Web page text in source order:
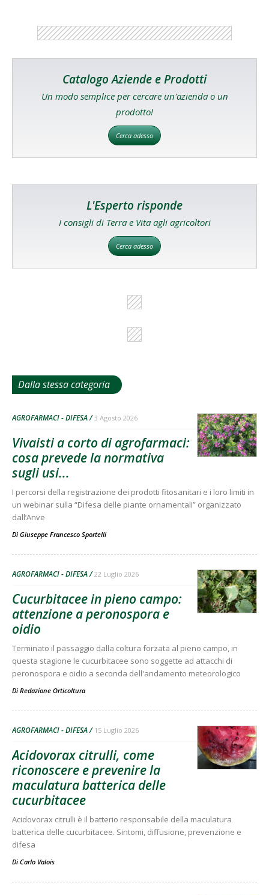
Catalogo Aziende e Prodotti
Un modo semplice per cercare un'azienda o un
prodotto!
Cerca adesso
L'Esperto risponde
I consigli di Terra e Vita agli agricoltori
Cerca adesso
Dalla stessa categoria
AGROFARMACI - DIFESA 3 Agosto 2026
Vivaisti a corto di agrofarmaci:
cosa prevede la normativa
sugli usi...
I percorsi della registrazione dei prodotti fitosanitari e i loro limiti in
un webinar sulla “Difesa delle piante ornamentali” organizzato
dall’Anve
Di Giuseppe Francesco Sportelli
AGROFARMACI - DIFESA 22 Luglio 2026
Cucurbitacee in pieno campo:
attenzione a peronospora e
oidio
Terminato il passaggio dalla coltura forzata al pieno campo, in
questa stagione le cucurbitacee sono soggette ad attacchi di
peronospora e oidio a seconda dell'andamento meteorologico
Di Redazione Orticoltura
AGROFARMACI - DIFESA 15 Luglio 2026
Acidovorax citrulli, come
riconoscere e prevenire la
maculatura batterica delle
cucurbitacee
Acidovorax citrulli è il batterio responsabile della maculatura
batterica delle cucurbitacee. Sintomi, diffusione, prevenzione e
difesa
Di Carlo Valois